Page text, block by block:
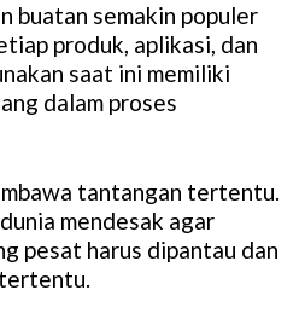
buatan semakin populer
produk, aplikasi, dan
saat ini memiliki
dalam proses
tantangan tertentu.
mendesak agar
pesat harus dipantau dan